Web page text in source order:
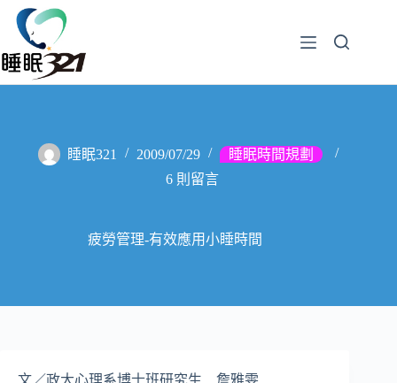
睡眠321 2009/07/29
睡眠時間規劃
6 則留言
疲勞管理-有效應用小睡時間
文／政大心理系博士班研究生 詹雅雯